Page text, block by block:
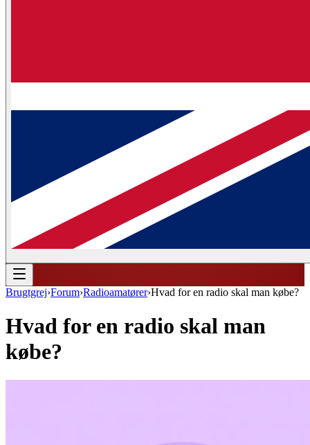
Brugtgrej›Forum›Radioamatører›Hvad for en radio skal man købe?
Hvad for en radio skal man
købe?